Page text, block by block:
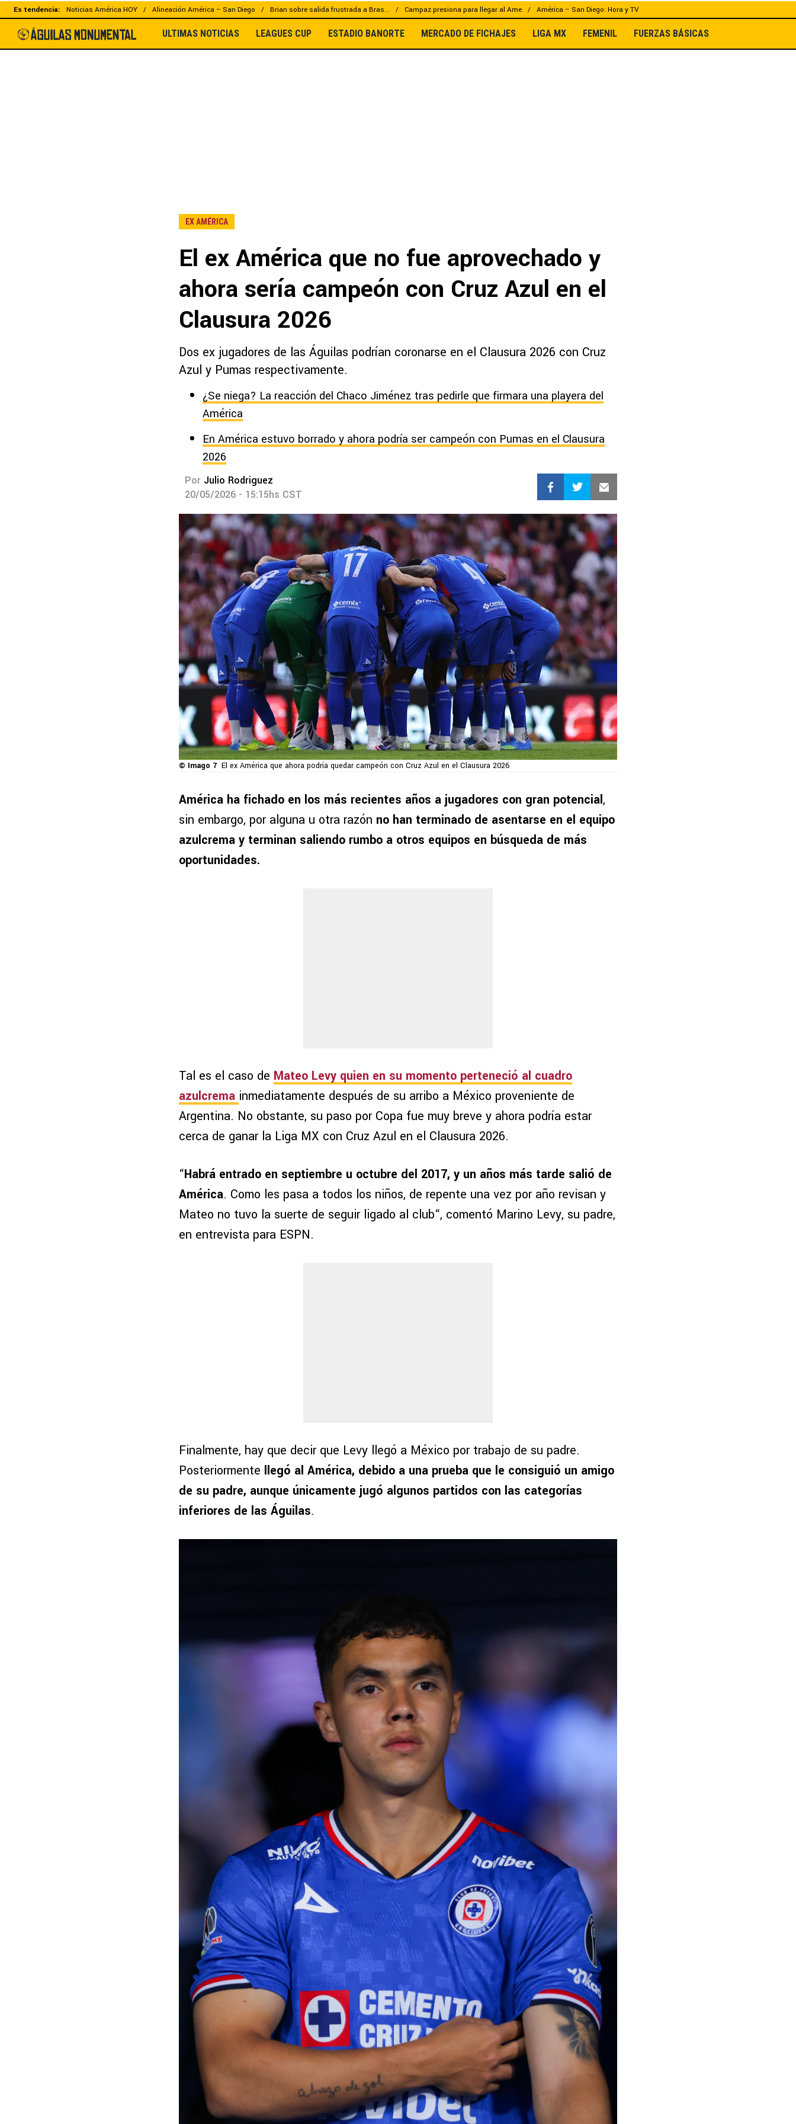
Es tendencia: Noticias América HOY Alineación América – San Diego Brian sobre salida frustrada a Bras... Campaz presiona para llegar al Ame América – San Diego: Hora y TV
ULTIMAS NOTICIAS LEAGUES CUP ESTADIO BANORTE MERCADO DE FICHAJES LIGA MX FEMENIL FUERZAS BÁSICAS
EX AMÉRICA
El ex América que no fue aprovechado y
ahora sería campeón con Cruz Azul en el
Clausura 2026
Dos ex jugadores de las Águilas podrían coronarse en el Clausura 2026 con Cruz
Azul y Pumas respectivamente.
¿Se niega? La reacción del Chaco Jiménez tras pedirle que firmara una playera del
América
En América estuvo borrado y ahora podría ser campeón con Pumas en el Clausura
2026
Por Julio Rodriguez
20/05/2026 - 15:15hs CST
© Imago 7 El ex América que ahora podría quedar campeón con Cruz Azul en el Clausura 2026
América ha fichado en los más recientes años a jugadores con gran potencial,
sin embargo, por alguna u otra razón no han terminado de asentarse en el equipo
azulcrema y terminan saliendo rumbo a otros equipos en búsqueda de más
oportunidades.
Tal es el caso de Mateo Levy quien en su momento perteneció al cuadro
azulcrema inmediatamente después de su arribo a México proveniente de
Argentina. No obstante, su paso por Copa fue muy breve y ahora podría estar
cerca de ganar la Liga MX con Cruz Azul en el Clausura 2026.
“Habrá entrado en septiembre u octubre del 2017, y un años más tarde salió de
América. Como les pasa a todos los niños, de repente una vez por año revisan y
Mateo no tuvo la suerte de seguir ligado al club“, comentó Marino Levy, su padre,
en entrevista para ESPN.
Finalmente, hay que decir que Levy llegó a México por trabajo de su padre.
Posteriormente llegó al América, debido a una prueba que le consiguió un amigo
de su padre, aunque únicamente jugó algunos partidos con las categorías
inferiores de las Águilas.